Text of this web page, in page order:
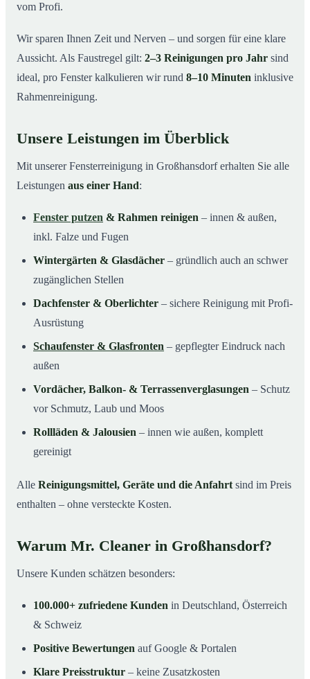
vom Profi.
Wir sparen Ihnen Zeit und Nerven – und sorgen für eine klare
Aussicht. Als Faustregel gilt: 2–3 Reinigungen pro Jahr sind
ideal, pro Fenster kalkulieren wir rund 8–10 Minuten inklusive
Rahmenreinigung.
Unsere Leistungen im Überblick
Mit unserer Fensterreinigung in Großhansdorf erhalten Sie alle
Leistungen aus einer Hand:
Fenster putzen & Rahmen reinigen – innen & außen,
inkl. Falze und Fugen
Wintergärten & Glasdächer – gründlich auch an schwer
zugänglichen Stellen
Dachfenster & Oberlichter – sichere Reinigung mit Profi-
Ausrüstung
Schaufenster & Glasfronten – gepflegter Eindruck nach
außen
Vordächer, Balkon- & Terrassenverglasungen – Schutz
vor Schmutz, Laub und Moos
Rollläden & Jalousien – innen wie außen, komplett
gereinigt
Alle Reinigungsmittel, Geräte und die Anfahrt sind im Preis
enthalten – ohne versteckte Kosten.
Warum Mr. Cleaner in Großhansdorf?
Unsere Kunden schätzen besonders:
100.000+ zufriedene Kunden in Deutschland, Österreich
& Schweiz
Positive Bewertungen auf Google & Portalen
Klare Preisstruktur – keine Zusatzkosten